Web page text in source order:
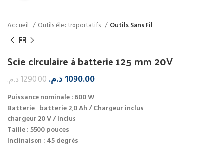
Accueil Outils électroportatifs Outils Sans Fil
Scie circulaire à batterie 125 mm 20V
1290.00د.م. 1090.00 د.م.
Puissance nominale : 600 W
Batterie : batterie 2,0 Ah / Chargeur inclus
chargeur 20 V / Inclus
Taille : 5500 pouces
Inclinaison : 45 degrés